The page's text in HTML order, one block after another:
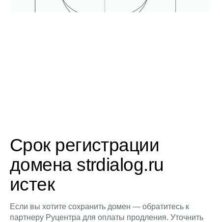
Срок регистрации
домена strdialog.ru
истек
Если вы хотите сохранить домен — обратитесь к
партнеру Руцентра для оплаты продления. Уточнить